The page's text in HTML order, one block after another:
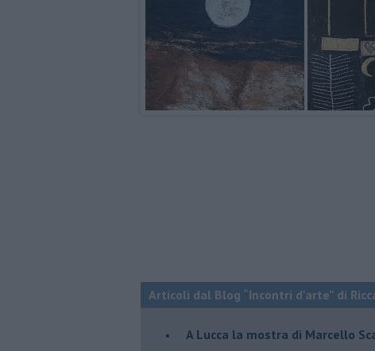
Articoli dal Blog “Incontri d'arte” di
A Lucca la mostra di Marcello